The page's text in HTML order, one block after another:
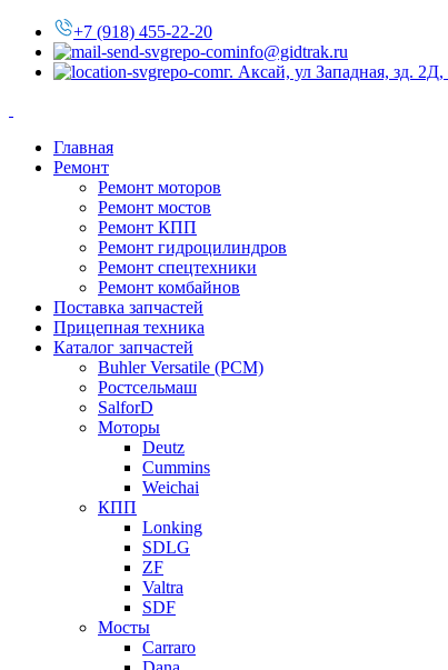
+7 (918) 455-22-20
info@gidtrak.ru
г. Аксай, ул Западная, зд.
Главная
Ремонт
Ремонт моторов
Ремонт мостов
Ремонт КПП
Ремонт гидроцилиндров
Ремонт спецтехники
Ремонт комбайнов
Поставка запчастей
Прицепная техника
Каталог запчастей
Buhler Versatile (РСМ)
Ростсельмаш
SalforD
Моторы
Deutz
Cummins
Weichai
КПП
Lonking
SDLG
ZF
Valtra
SDF
Мосты
Carraro